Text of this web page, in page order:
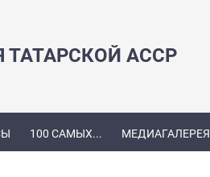
ТАТАРСКОЙ АССР
100 САМЫХ... МЕДИАГАЛЕРЕЯ